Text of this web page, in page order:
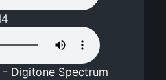
- Digitone Spectrum